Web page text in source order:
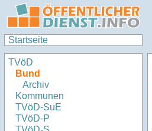
Startseite
TVöD
Bund
Archiv
Kommunen
TVöD-SuE
TVöD-P